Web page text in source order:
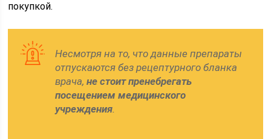
покупкой.
Несмотря на то, что данные препараты
отпускаются без рецептурного бланка
врача,не стоит пренебрегать
посещением медицинского
учреждения.